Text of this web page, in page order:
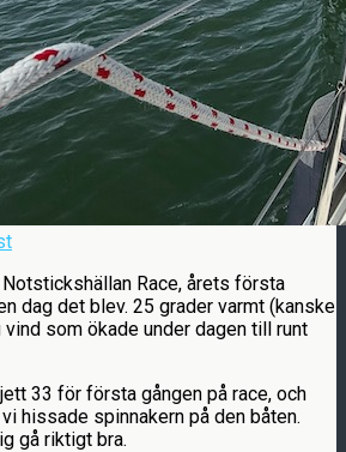
Race, årets första
dag det blev. 25 grader varmt (kanske
som ökade under dagen till runt
33 för första gången på race, och
hissade spinnakern på den båten.
gå riktigt bra.